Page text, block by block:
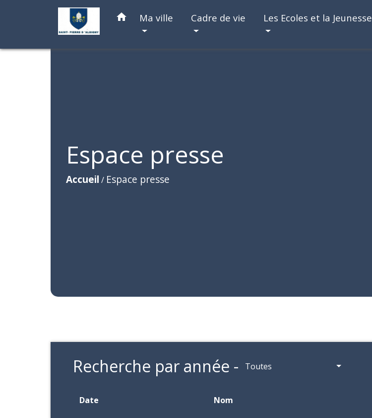
home Ma ville Cadre de vie Les Ecoles et la Jeunesse
Espace presse
Accueil / Espace presse
Recherche par année - Toutes
Date Nom